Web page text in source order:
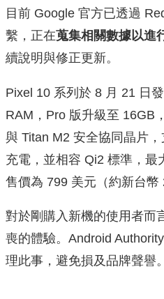
目前 Google 官方已透過
繫，正在蒐集相關數據以進
續說明與修正更新。
Pixel 10 系列於 8 月 21 日
RAM，Pro 版升級至 16GB
與 Titan M2 安全協同晶片
充電，並相容 Qi2 標準，最
售價為 799 美元（約新台幣
對於剛購入新機的使用者而
喪的體驗。Android
理此事，避免損及品牌聲譽。